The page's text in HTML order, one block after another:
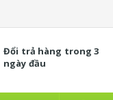
Đổi trả hàng trong 3
ngày đầu